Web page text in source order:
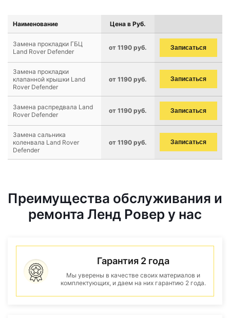
Наименование Цена в Руб.
Замена прокладки ГБЦ
Land Rover Defender
от 1190 руб. Записаться
Замена прокладки
клапанной крышки Land
Rover Defender
от 1190 руб. Записаться
Замена распредвала Land
Rover Defender
от 1190 руб. Записаться
Замена сальника
коленвала Land Rover
Defender
от 1190 руб. Записаться
Преимущества обслуживания и
ремонта Ленд Ровер у нас
Гарантия 2 года
Мы уверены в качестве своих материалов и
комплектующих, и даем на них гарантию 2 года.